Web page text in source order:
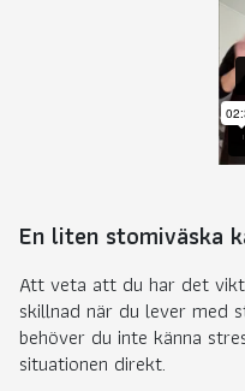
En liten stomiväska
Att veta att du har det
skillnad när du lever med
behöver du inte känna
situationen direkt.